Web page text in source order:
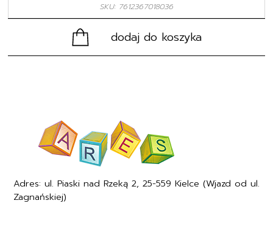
SKU: 7612367018036
dodaj do koszyka
Adres: ul. Piaski nad Rzeką 2, 25-559 Kielce (Wjazd od ul.
Zagnańskiej)